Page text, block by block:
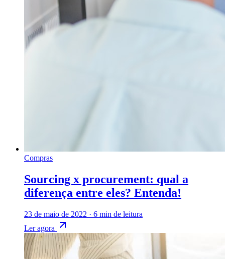
Compras
Sourcing x procurement: qual a
diferença entre eles? Entenda!
23 de maio de 2022 · 6 min de leitura
Ler agora